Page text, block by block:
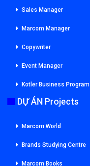
Sales Manager
Marcom Manager
Copywriter
Event Manager
Kotler Business Program
DỰ ÁN Projects
Marcom World
Brands Studying Centre
Marcom Books